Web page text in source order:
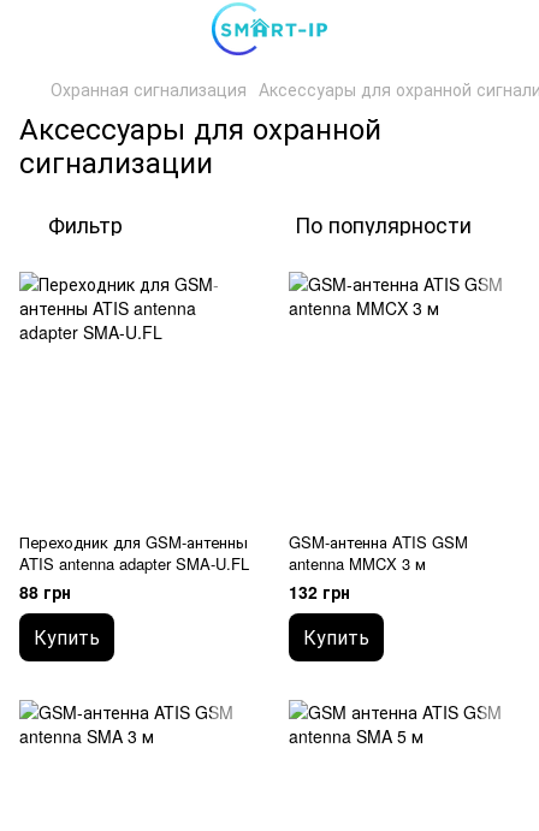
Охранная сигнализация Аксессуары для охранной
Аксессуары для охранной
сигнализации
Фильтр По популярности
Переходник для GSM-антенны
ATIS antenna adapter SMA-U.FL
88 грн
Купить
GSM-антенна ATIS GSM
antenna MMCX 3 м
132 грн
Купить